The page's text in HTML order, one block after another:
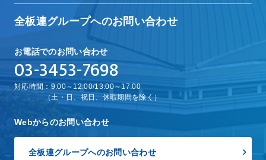
全板連グループへのお問い合わせ
お電話でのお問い合わせ
03-3453-7698
対応時間：9:00～12:00/13:00～17:00
（土・日、祝日、休暇期間を除く）
Webからのお問い合わせ
全板連グループへのお問い合わせ